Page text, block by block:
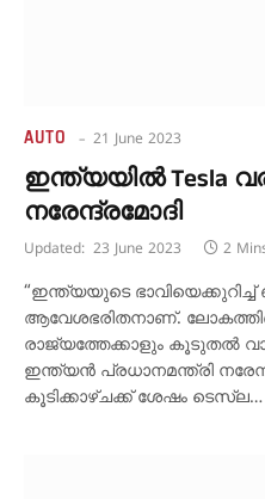
AUTO 21 June 2023
ഇന്ത്യയിൽ Tesla
നരേന്ദ്രമോദി
Updated: 23 June 2023 2
“ഇന്ത്യയുടെ
ആവേശഭരിതനാണ്.
രാജ്യത്തേക്കാളും കൂടുതൽ
ഇന്ത്യൻ പ്രധാനമന്ത്രി
കൂടിക്കാഴ്ചക്ക് ശേഷം ടെസ്‌ല…